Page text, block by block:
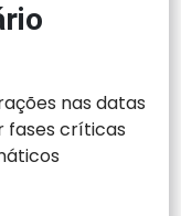
nas datas
fases críticas